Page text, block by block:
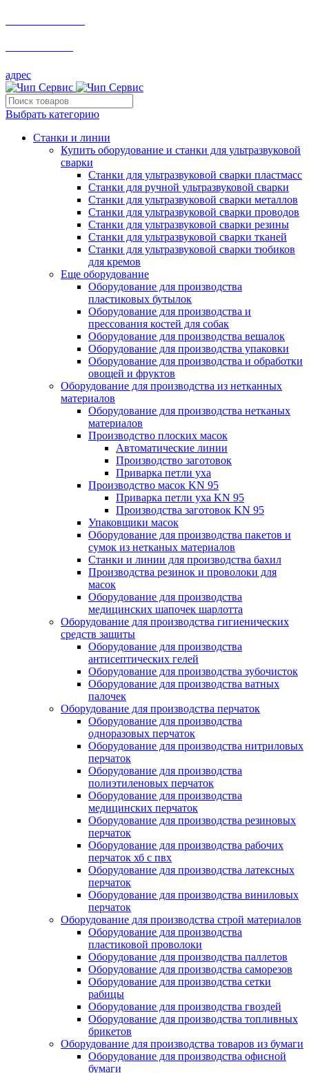
адрес
Выбрать категорию
Станки и линии
Купить оборудование и станки для ультразвуковой
сварки
Станки для ультразвуковой сварки пластмасс
Станки для ручной ультразвуковой сварки
Станки для ультразвуковой сварки металлов
Станки для ультразвуковой сварки проводов
Станки для ультразвуковой сварки резины
Станки для ультразвуковой сварки тканей
Станки для ультразвуковой сварки тюбиков
для кремов
Еще оборудование
Оборудование для производства
пластиковых бутылок
Оборудование для производства и
прессования костей для собак
Оборудование для производства вешалок
Оборудование для производства упаковки
Оборудование для производства и обработки
овощей и фруктов
Оборудование для производства из нетканных
материалов
Оборудование для производства нетканых
материалов
Производство плоских масок
Автоматические линии
Производство заготовок
Приварка петли уха
Производство масок KN 95
Приварка петли уха KN 95
Производства заготовок KN 95
Упаковщики масок
Оборудование для производства пакетов и
сумок из нетканых материалов
Станки и линии для производства бахил
Производства резинок и проволоки для
масок
Оборудование для производства
медицинских шапочек шарлотта
Оборудование для производства гигиенических
средств защиты
Оборудование для производства
антисептических гелей
Оборудование для производства зубочисток
Оборудование для производства ватных
палочек
Оборудование для производства перчаток
Оборудование для производства
одноразовых перчаток
Оборудование для производства нитриловых
перчаток
Оборудование для производства
полиэтиленовых перчаток
Оборудование для производства
медицинских перчаток
Оборудование для производства резиновых
перчаток
Оборудование для производства рабочих
перчаток хб с пвх
Оборудование для производства латексных
перчаток
Оборудование для производства виниловых
перчаток
Оборудование для производства строй материалов
Оборудование для производства
пластиковой проволоки
Оборудование для производства паллетов
Оборудование для производства саморезов
Оборудование для производства сетки
рабицы
Оборудование для производства гвоздей
Оборудование для производства топливных
брикетов
Оборудование для производства товаров из бумаги
Оборудование для производства офисной
бумаги